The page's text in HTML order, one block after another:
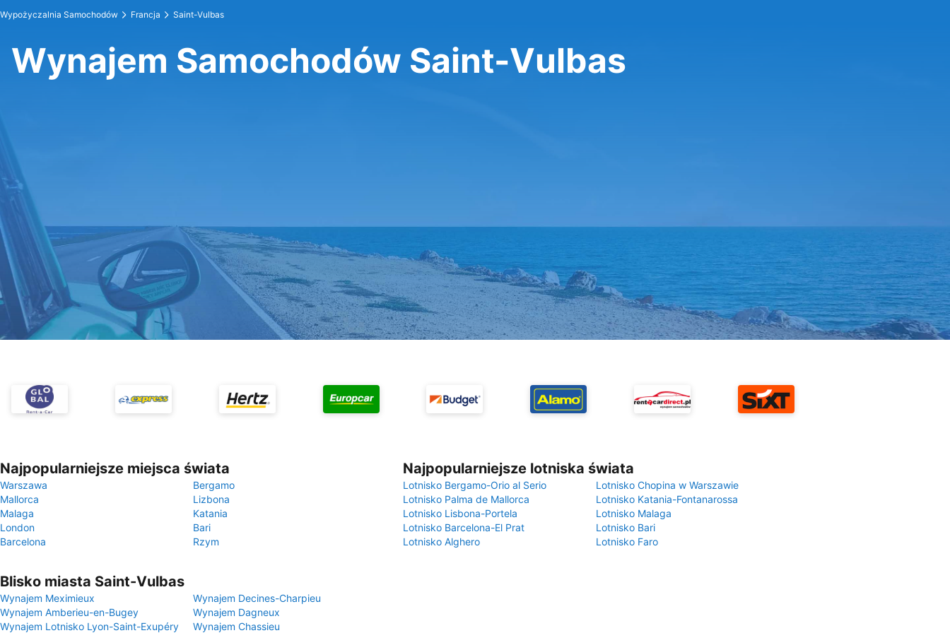
Wypożyczalnia Samochodów Francja Saint-Vulbas
Wynajem Samochodów Saint-Vulbas
Najpopularniejsze miejsca świata
Warszawa
Bergamo
Mallorca
Lizbona
Malaga
Katania
London
Bari
Barcelona
Rzym
Najpopularniejsze lotniska świata
Lotnisko Bergamo-Orio al Serio
Lotnisko Chopina w Warszawie
Lotnisko Palma de Mallorca
Lotnisko Katania-Fontanarossa
Lotnisko Lisbona-Portela
Lotnisko Malaga
Lotnisko Barcelona-El Prat
Lotnisko Bari
Lotnisko Alghero
Lotnisko Faro
Blisko miasta Saint-Vulbas
Wynajem Meximieux
Wynajem Decines-Charpieu
Wynajem Amberieu-en-Bugey
Wynajem Dagneux
Wynajem Lotnisko Lyon-Saint-Exupéry
Wynajem Chassieu